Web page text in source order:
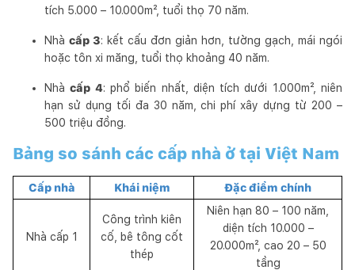
tích 5.000 – 10.000m², tuổi thọ 70 năm.
Nhà cấp 3: kết cấu đơn giản hơn, tường gạch, mái ngói
hoặc tôn xi măng, tuổi thọ khoảng 40 năm.
Nhàcấp 4: phổ biến nhất, diện tích dưới 1.000m², niên
hạn sử dụng tối đa 30 năm, chi phí xây dựng từ 200 –
500 triệu đồng.
Bảng so sánh các cấp nhà ở tại Việt Nam
Cấp nhà Khái niệm Đặc điểm chính
Nhà cấp 1
Công trình kiên
cố, bê tông cốt
thép
Niên hạn 80 – 100 năm,
diện tích 10.000 –
20.000m², cao 20 – 50
tầng